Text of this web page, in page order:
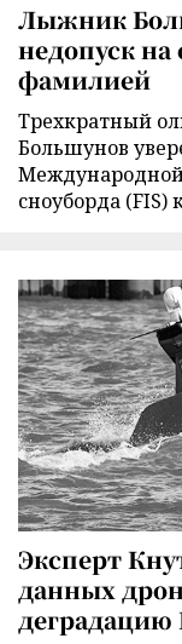
Лыжник
недопуск на
фамилией
Трехкратный
Большунов
сноуборда (FIS)
Эксперт
данных